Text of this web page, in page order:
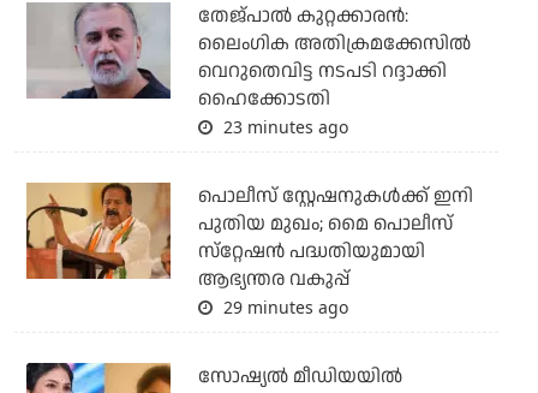
തേജ്പാല്‍ കുറ്റക്കാരന്‍:
ലൈംഗിക അതിക്രമക്കേസില്‍
വെറുതെവിട്ട നടപടി റദ്ദാക്കി
ഹൈക്കോടതി
23 minutes ago
പൊലീസ് സ്റ്റേഷനുകള്‍ക്ക് ഇനി
പുതിയ മുഖം; മൈ പൊലീസ്
സ്‌റ്റേഷന്‍ പദ്ധതിയുമായി
ആഭ്യന്തര വകുപ്പ്
29 minutes ago
സോഷ്യൽ മീഡിയയിൽ